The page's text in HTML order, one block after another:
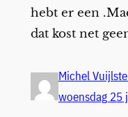
hebt er een
dat kost net
Michel
woensdag 25